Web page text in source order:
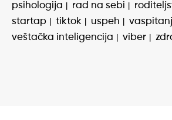
psihologija
rad na sebi
startap
tiktok uspeh
veštačka inteligencija
viber